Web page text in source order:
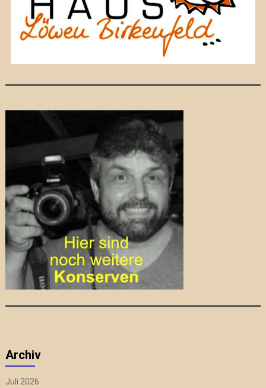
Archiv
Juli 2026